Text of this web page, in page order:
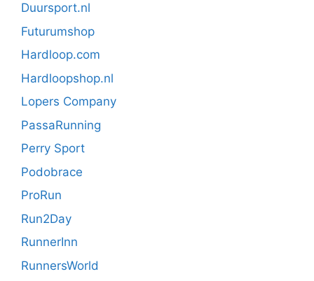
Duursport.nl
Futurumshop
Hardloop.com
Hardloopshop.nl
Lopers Company
PassaRunning
Perry Sport
Podobrace
ProRun
Run2Day
RunnerInn
RunnersWorld